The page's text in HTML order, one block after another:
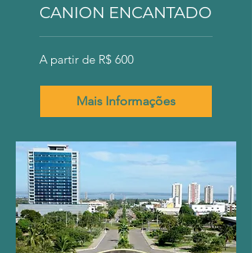
CANION ENCANTADO
A
partir
Reais
A partir de R$ 600
Mais Informações